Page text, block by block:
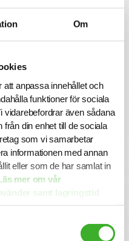
Om
att anpassa innehållet och
funktioner för sociala
vidarebefordrar även sådana
från din enhet till de sociala
som vi samarbetar
informationen med annan
eller som de har samlat in
mer om vår
samt lagringstid
är du välkommen att
att tillsättas innan
ansökningsdag är 2025-
innebär att du blir en del
kompetens att ge dig
både inom din
Du får tillgång till vårt
och uppdragsgivare
ta din karriär till nästa